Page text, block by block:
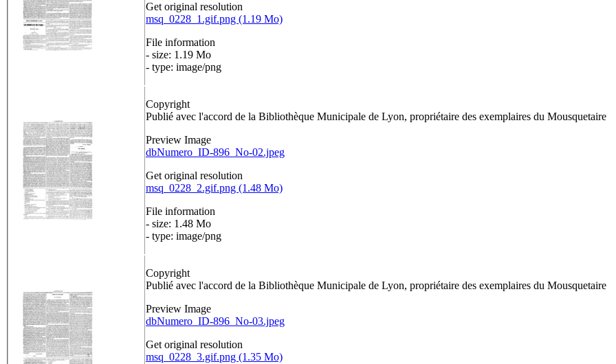
Get original resolution
msq_0228_1.gif.png (1.19 Mo)
File information
- size: 1.19 Mo
- type: image/png
Copyright
Publié avec l'accord de la Bibliothèque Municipale de Lyon, propriétaire des exemplaires du Mousquetaire
Preview Image
dbNumero_ID-896_No-02.jpeg
Get original resolution
msq_0228_2.gif.png (1.48 Mo)
File information
- size: 1.48 Mo
- type: image/png
Copyright
Publié avec l'accord de la Bibliothèque Municipale de Lyon, propriétaire des exemplaires du Mousquetaire
Preview Image
dbNumero_ID-896_No-03.jpeg
Get original resolution
msq_0228_3.gif.png (1.35 Mo)